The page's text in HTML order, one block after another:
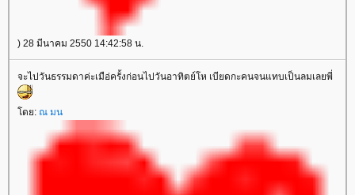
) 28 มีนาคม 2550 14:42:58 น.
จะไปวันธรรมดาค่ะเมือ่ครั้งก่อนไปวันอาทิตย์โห เบียดกะคนจนแทบเป็นลมเลยพี่
ดย: ณ มน